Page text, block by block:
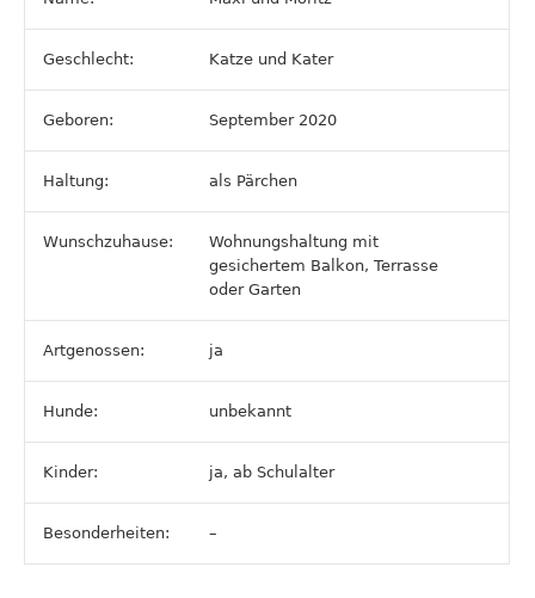
Geschlecht: Katze und Kater
Geboren: September 2020
Haltung: als Pärchen
Wunschzuhause:
Wohnungshaltung mit
gesichertem Balkon, Terrasse
oder Garten
Artgenossen: ja
Hunde: unbekannt
Kinder: ja, ab Schulalter
Besonderheiten: –